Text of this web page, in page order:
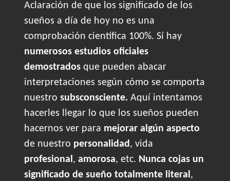
Aclaración de que los significado de los
sueños a día de hoy no es una
comprobación científica 100%. Sí hay
numerosos estudios oficiales
demostrados que pueden abacar
interpretaciones según cómo se comporta
nuestro subsconsciente. Aquí intentamos
hacerles llegar lo que los sueños pueden
hacernos ver para mejorar algún aspecto
de nuestro personalidad, vida
profesional, amorosa, etc. Nunca cojas un
significado de sueño totalmente literal,